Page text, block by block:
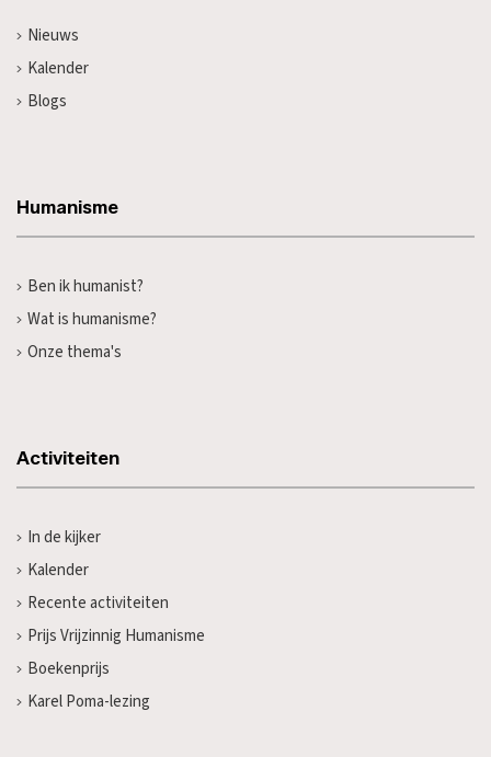
Nieuws
Kalender
Blogs
Humanisme
Ben ik humanist?
Wat is humanisme?
Onze thema's
Activiteiten
In de kijker
Kalender
Recente activiteiten
Prijs Vrijzinnig Humanisme
Boekenprijs
Karel Poma-lezing